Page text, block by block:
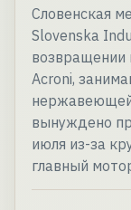
Словенская
Slovenska
возвращении
Acroni,
вынуждено
июля из-за
главный